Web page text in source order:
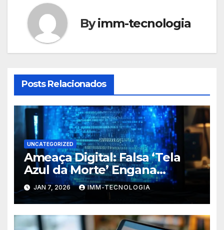
Byimm-tecnologia
Posts Relacionados
UNCATEGORIZED
Ameaça Digital: Falsa ‘Tela
Azul da Morte’ Engana
Usuários do Windows e
Espalha Malware
JAN 7, 2026 IMM-TECNOLOGIA